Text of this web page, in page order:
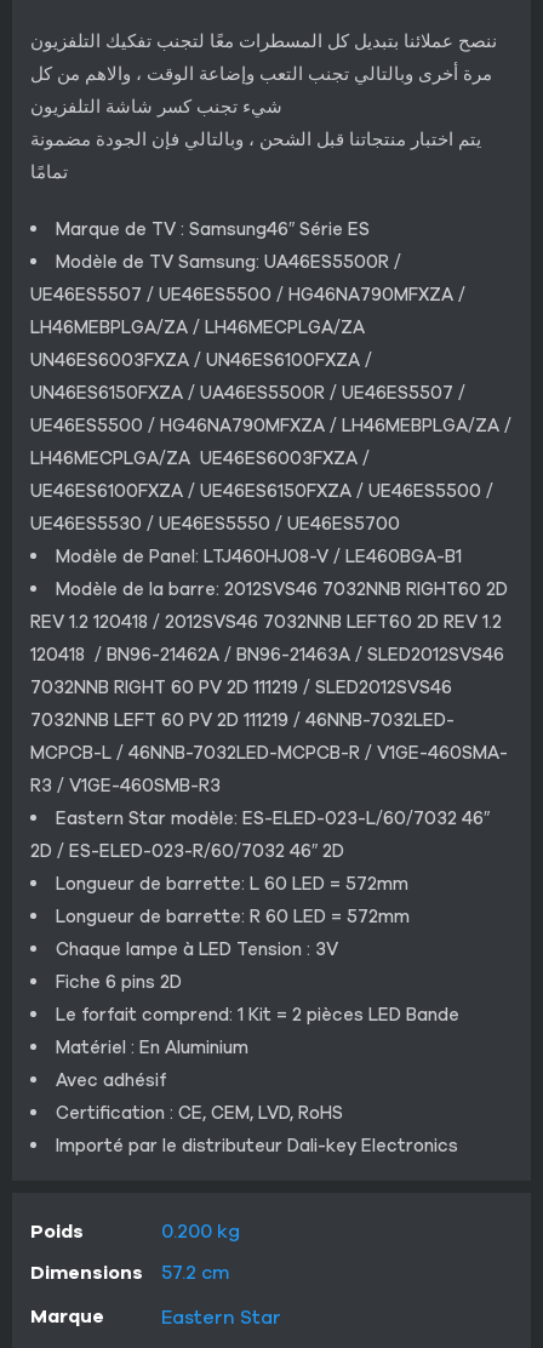
ننصح عملائنا بتبديل كل المسطرات معًا لتجنب تفكيك التلفزيون
مرة أخرى وبالتالي تجنب التعب وإضاعة الوقت ، والاهم من كل
شيء تجنب كسر شاشة التلفزيون
يتم اختبار منتجاتنا قبل الشحن ، وبالتالي فإن الجودة مضمونة
تمامًا
Marque de TV : Samsung46″ Série ES
Modèle de TV Samsung: UA46ES5500R /
UE46ES5507 / UE46ES5500 / HG46NA790MFXZA /
LH46MEBPLGA/ZA / LH46MECPLGA/ZA
UN46ES6003FXZA / UN46ES6100FXZA /
UN46ES6150FXZA / UA46ES5500R / UE46ES5507 /
UE46ES5500 / HG46NA790MFXZA / LH46MEBPLGA/ZA /
LH46MECPLGA/ZA UE46ES6003FXZA /
UE46ES6100FXZA / UE46ES6150FXZA / UE46ES5500 /
UE46ES5530 / UE46ES5550 / UE46ES5700
Modèle de Panel: LTJ460HJ08-V / LE460BGA-B1
Modèle de la barre: 2012SVS46 7032NNB RIGHT60 2D
REV 1.2 120418 / 2012SVS46 7032NNB LEFT60 2D REV 1.2
120418 / BN96-21462A / BN96-21463A / SLED2012SVS46
7032NNB RIGHT 60 PV 2D 111219 / SLED2012SVS46
7032NNB LEFT 60 PV 2D 111219 / 46NNB-7032LED-
MCPCB-L / 46NNB-7032LED-MCPCB-R / V1GE-460SMA-
R3 / V1GE-460SMB-R3
Eastern Star modèle: ES-ELED-023-L/60/7032 46″
2D / ES-ELED-023-R/60/7032 46″ 2D
Longueur de barrette: L 60 LED = 572mm
Longueur de barrette: R 60 LED = 572mm
Chaque lampe à LED Tension : 3V
Fiche 6 pins 2D
Le forfait comprend: 1 Kit = 2 pièces LED Bande
Matériel : En Aluminium
Avec adhésif
Certification : CE, CEM, LVD, RoHS
Importé par le distributeur Dali-key Electronics
Poids
0.200 kg
Dimensions
57.2 cm
Marque
Eastern Star